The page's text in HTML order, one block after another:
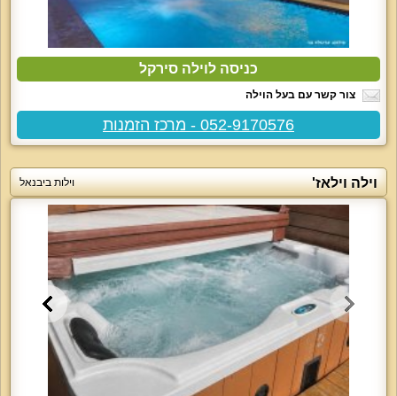
כניסה לוילה סירקל
צור קשר עם בעל הוילה
052-9170576 - מרכז הזמנות
וילה וילאז' וילות ביבנאל